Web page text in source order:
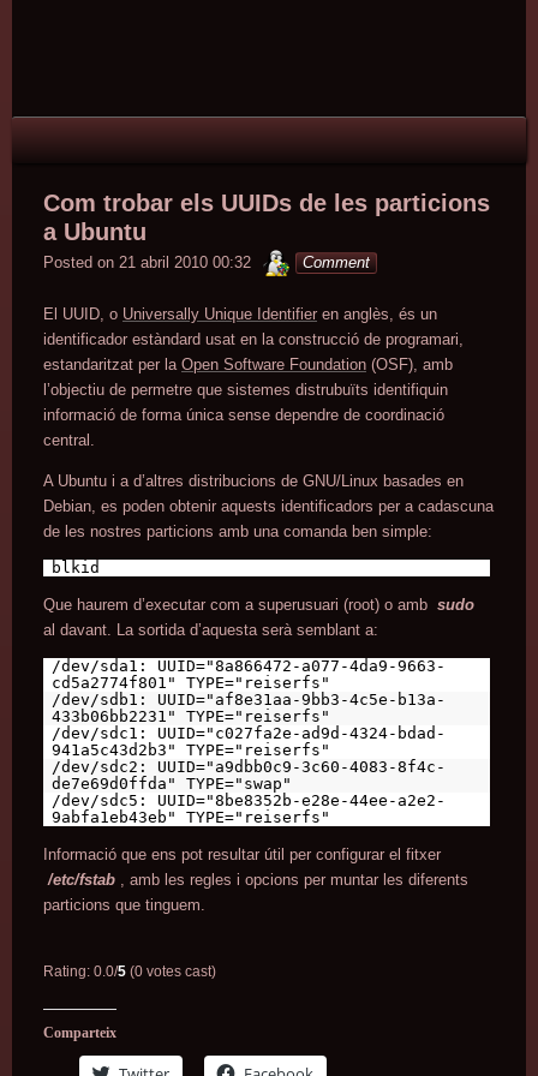
Com trobar els UUIDs de les particions
a Ubuntu
Posted on 21 abril 2010 00:32 minterior
Comment
El UUID, o Universally Unique Identifier en anglès, és un
identificador estàndard usat en la construcció de programari,
estandaritzat per la Open Software Foundation (OSF), amb
l’objectiu de permetre que sistemes distrubuïts identifiquin
informació de forma única sense dependre de coordinació
central.
A Ubuntu i a d’altres distribucions de GNU/Linux basades en
Debian, es poden obtenir aquests identificadors per a cadascuna
de les nostres particions amb una comanda ben simple:
blkid
Que haurem d’executar com a superusuari (root) o amb sudo
al davant. La sortida d’aquesta serà semblant a:
/dev/sda1: UUID="8a866472-a077-4da9-9663-
cd5a2774f801" TYPE="reiserfs"
/dev/sdb1: UUID="af8e31aa-9bb3-4c5e-b13a-
433b06bb2231" TYPE="reiserfs"
/dev/sdc1: UUID="c027fa2e-ad9d-4324-bdad-
941a5c43d2b3" TYPE="reiserfs"
/dev/sdc2: UUID="a9dbb0c9-3c60-4083-8f4c-
de7e69d0ffda" TYPE="swap"
/dev/sdc5: UUID="8be8352b-e28e-44ee-a2e2-
9abfa1eb43eb" TYPE="reiserfs"
Informació que ens pot resultar útil per configurar el fitxer
/etc/fstab , amb les regles i opcions per muntar les diferents
particions que tinguem.
Rating: 0.0/5 (0 votes cast)
Comparteix